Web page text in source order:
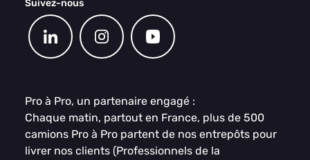
Suivez-nous
Pro à Pro, un partenaire engagé :
Chaque matin, partout en France, plus de 500
camions Pro à Pro partent de nos entrepôts pour
livrer nos clients (Professionnels de la